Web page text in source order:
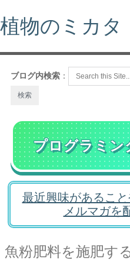
植物のミカタ
ブログ内検索 ：
プログラミン
最近興味があるこ
メルマガを
魚粉肥料を施肥す